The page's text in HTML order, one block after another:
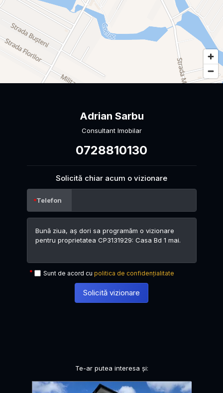
Adrian Sarbu
Consultant Imobilar
0728810130
Solicită chiar acum o vizionare
Telefon
Sunt de acord cu politica de confidențialitate
Solicită vizionare
Te-ar putea interesa și: